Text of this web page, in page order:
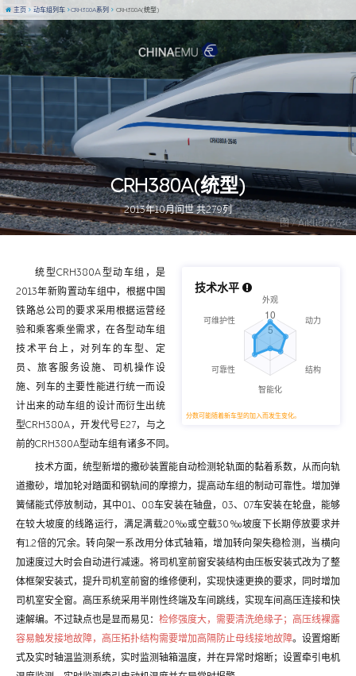
图 / Aiklld2364
CRH380A(统型)
2013年10月问世 共279列
主页 动车组列车 CRH380A系列 CRH380A(统型)
技术水平
分数可能随着新车型的加入而发生变化。
统型CRH380A型动车组，是
2013年新购置动车组中，根据中国
铁路总公司的要求采用根据运营经
验和乘客乘坐需求，在各型动车组
技术平台上，对列车的车型、定
员、旅客服务设施、司机操作设
施、列车的主要性能进行统一而设
计出来的动车组的设计而衍生出统
型CRH380A，开发代号E27，与之
前的CRH380A型动车组有诸多不同。
技术方面，统型新增的撒砂装置能自动检测轮轨面的黏着系数，从而向轨
道撒砂，增加轮对踏面和钢轨间的摩擦力，提高动车组的制动可靠性。增加弹
簧储能式停放制动，其中01、08车安装在轴盘，03、07车安装在轮盘，能够
在较大坡度的线路运行，满足满载20‰或空载30‰坡度下长期停放要求并
有1.2倍的冗余。转向架一系改用分体式轴箱，增加转向架失稳检测，当横向
加速度过大时会自动进行减速。将司机室前窗安装结构由压板安装式改为了整
体框架安装式，提升司机室前窗的维修便利，实现快速更换的要求，同时增加
司机室安全窗。高压系统采用半刚性终端及车间跳线，实现车间高压连接和快
速解编。不过缺点也是显而易见： 检修强度大，需要清洗绝缘子；高压线裸露
容易触发接地故障，高压拓扑结构需要增加高隔防止母线接地故障。设置熔断
式及实时轴温监测系统，实时监测轴箱温度，并在异常时熔断；设置牵引电机